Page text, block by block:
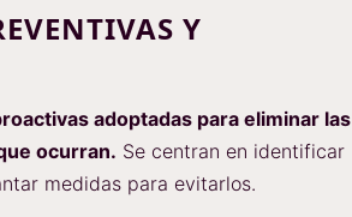
Y
adoptadas para eliminar las
ocurran. Se centran en identificar
medidas para evitarlos.